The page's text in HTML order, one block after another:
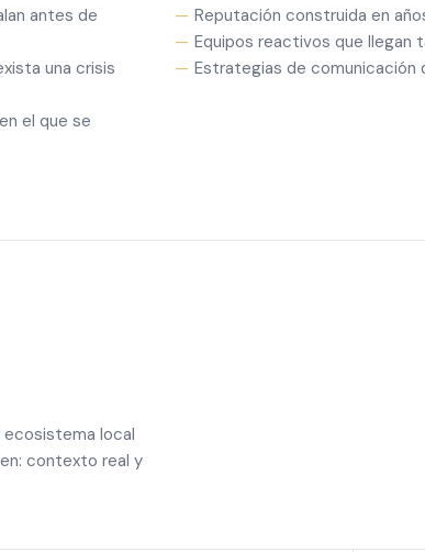
antes de
una crisis
el que se
Reputación construida en
Equipos reactivos que llegan
Estrategias de comunicación
ecosistema local
contexto real y